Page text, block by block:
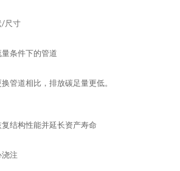
/尺寸
条件下的管道
管道相比，排放碳足量更低。
结构性能并延长资产寿命
注